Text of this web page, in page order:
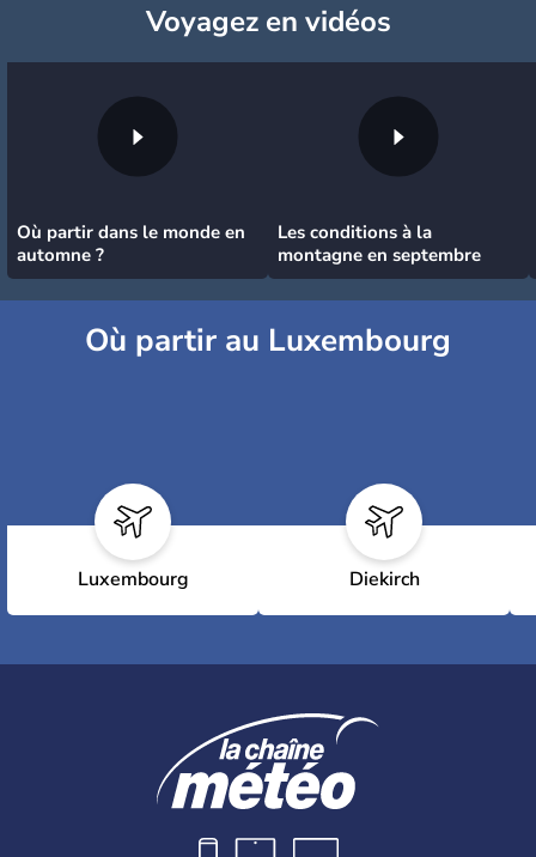
Voyagezen vidéos
Où partir dans le monde en
automne ?
Les conditions à la
montagne en septembre
Où partir au Luxembourg
Luxembourg Diekirch